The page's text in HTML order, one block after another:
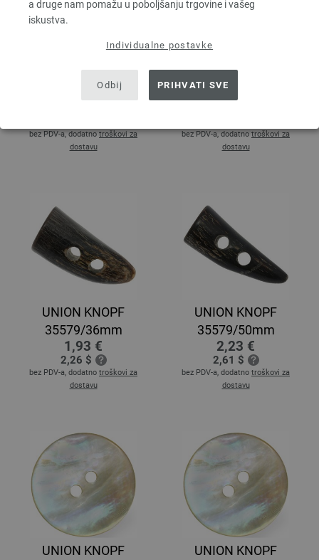
a druge nam pomažu u poboljšanju trgovine i vašeg
iskustva.
Individualne postavke
Odbij PRIHVATI SVE
UNION KNOPF
28450/18mm
bez PDV-a, dodatnotroškovi za
dostavu
UNION KNOPF
28450/25mm
bez PDV-a, dodatnotroškovi za
dostavu
UNION KNOPF
35579/36mm
1,93 €
2,26 $
bez PDV-a, dodatno troškovi za
dostavu
UNION KNOPF
35579/50mm
2,23 €
2,61 $
bez PDV-a, dodatno troškovi za
dostavu
UNION KNOPF
UNION KNOPF